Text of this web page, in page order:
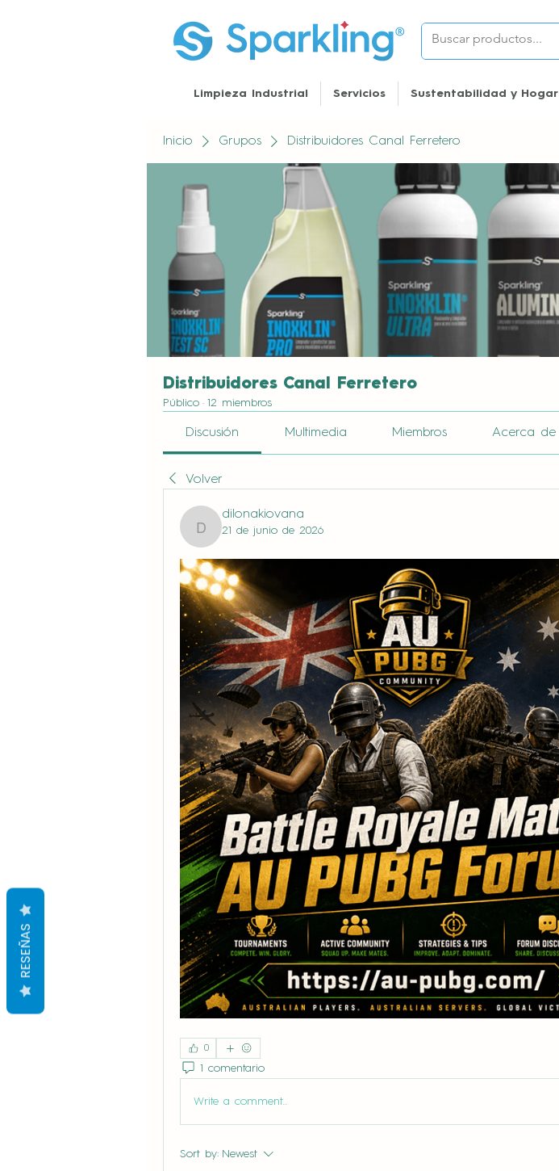
Limpieza Industrial Servicios Sustentabilidad y Hogar
Inicio Grupos Distribuidores Canal Ferretero
Distribuidores Canal Ferretero
Público · 12 miembros
Discusión Multimedia Miembros Acerca de
Volver
dilonakiovana
dilonakiovana
21 de junio de 2026
0
1 comentario
Write a comment...
Sort by: Newest
RESEÑAS